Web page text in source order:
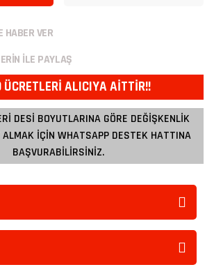
HABER VER
İLE PAYLAŞ
ÜCRETLERİ ALICIYA AİTTİR!!
DESİ BOYUTLARINA GÖRE DEĞİŞKENLİK
ALMAK İÇİN WHATSAPP DESTEK HATTINA
BAŞVURABİLİRSİNİZ.